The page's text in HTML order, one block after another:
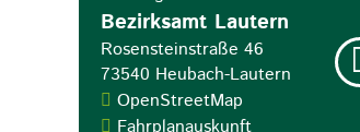
Bezirksamt Lautern
Rosensteinstraße 46
73540 Heubach-Lautern
OpenStreetMap